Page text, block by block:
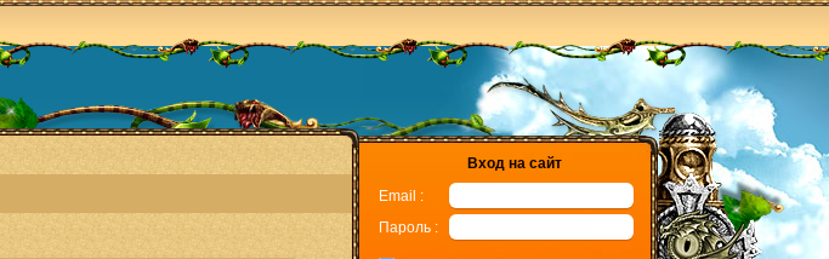
Вход на сайт
Email :
Пароль :